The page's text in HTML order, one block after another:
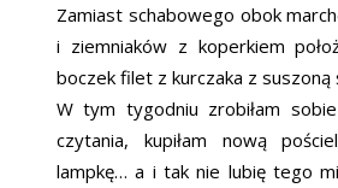
Zamiast schabowego obok
i ziemniaków z koperkiem
boczek filet z kurczaka z suszoną
W tym tygodniu zrobiłam
czytania, kupiłam nową
lampkę… a i tak nie lubię tego